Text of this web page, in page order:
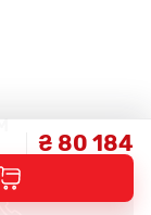
₴ 80 184